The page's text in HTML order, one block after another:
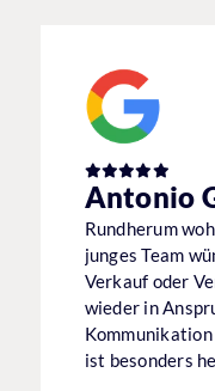
Antonio
Rundherum
junges Team
Verkauf oder
wieder in
ist besonders